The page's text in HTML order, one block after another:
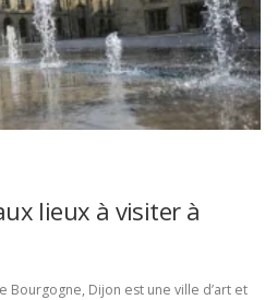
lieux à visiter à
Bourgogne, Dijon est une ville d’art et